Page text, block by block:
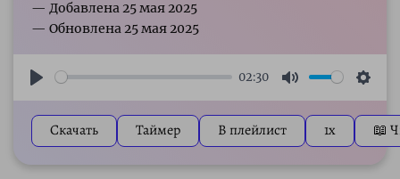
Play
02:30
Mute
Скачать Таймер В плейлист 1x 📖